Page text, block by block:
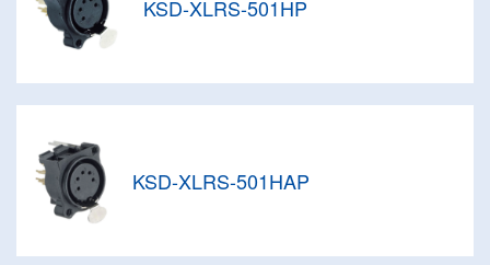
KSD-XLRS-501HP
KSD-XLRS-501HAP